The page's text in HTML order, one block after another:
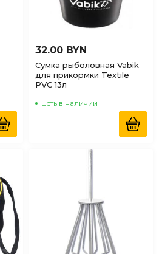
32.00 BYN
Сумка рыболовная Vabik
для прикормки Textile
PVC 13л
Есть в наличии